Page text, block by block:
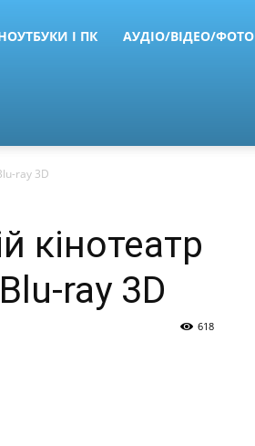
І ПК АУДІО/ВІДЕО/ФОТО
ray 3D
кінотеатр
ray 3D
618